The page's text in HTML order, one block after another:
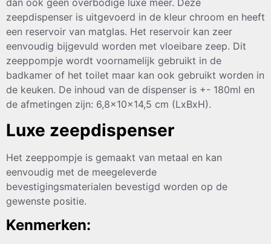
dan ook geen overbodige luxe meer. Deze
zeepdispenser is uitgevoerd in de kleur chroom en heeft
een reservoir van matglas. Het reservoir kan zeer
eenvoudig bijgevuld worden met vloeibare zeep. Dit
zeeppompje wordt voornamelijk gebruikt in de
badkamer of het toilet maar kan ook gebruikt worden in
de keuken. De inhoud van de dispenser is +- 180ml en
de afmetingen zijn: 6,8x10x14,5 cm (LxBxH).
Luxe zeepdispenser
Het zeeppompje is gemaakt van metaal en kan
eenvoudig met de meegeleverde
bevestigingsmaterialen bevestigd worden op de
gewenste positie.
Kenmerken: